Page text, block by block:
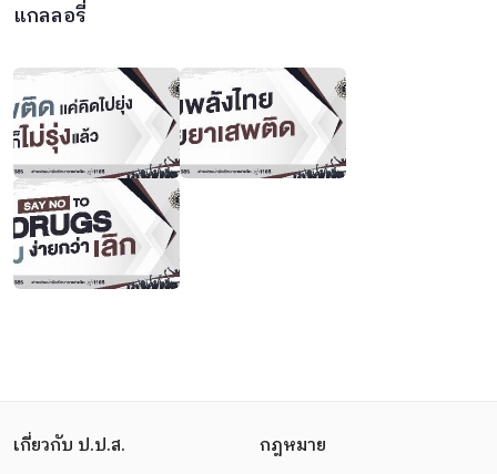
แกลลอรี่
เกี่ยวกับ ป.ป.ส. กฎหมาย